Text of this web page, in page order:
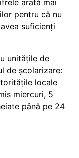
arată mai
pentru că nu
suficienți
unitățile de
de școlarizare:
locale
miercuri, 5
până pe 24